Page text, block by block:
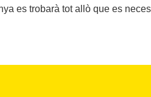
es trobarà tot allò que es